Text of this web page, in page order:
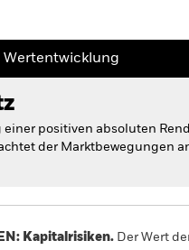
Wertentwicklung
positiven absoluten
der Marktbewegungen
Kapitalrisiken. Der Wert